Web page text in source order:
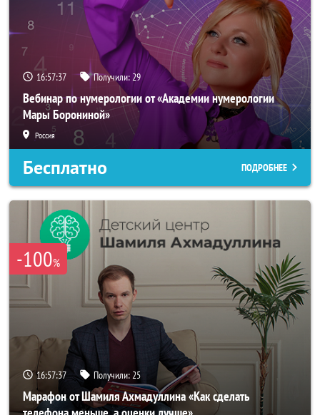
16:57:34 Получили:29
Вебинар по нумерологии от «Академии нумерологии
Мары Борониной»
Россия
Бесплатно ПОДРОБНЕЕ
-100%
16:57:34 Получили:25
Марафон от Шамиля Ахмадуллина «Как сделать